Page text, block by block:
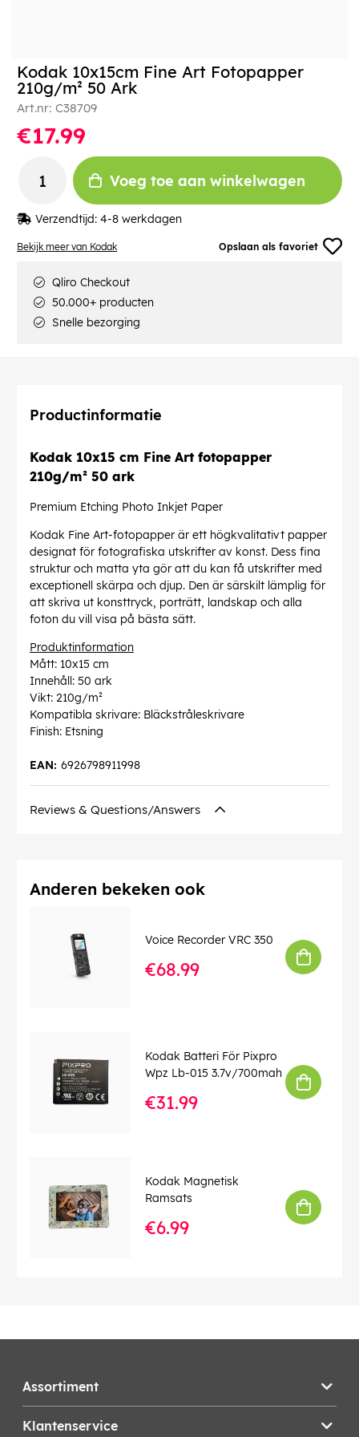
Bekijk meer van Kodak Opslaan als favoriet
Kodak 10x15cm Fine Art Fotopapper
210g/m² 50 Ark
Art.nr: C38709
€17.99
Voeg toe aan winkelwagen
Verzendtijd: 4-8 werkdagen
Qliro Checkout
50.000+ producten
Snelle bezorging
Productinformatie
Kodak 10x15 cm Fine Art fotopapper
210g/m² 50 ark
Premium Etching Photo Inkjet Paper
Kodak Fine Art-fotopapper är ett högkvalitativt papper
designat för fotografiska utskrifter av konst. Dess fina
struktur och matta yta gör att du kan få utskrifter med
exceptionell skärpa och djup. Den är särskilt lämplig för
att skriva ut konsttryck, porträtt, landskap och alla
foton du vill visa på bästa sätt.
Produktinformation
Mått: 10x15 cm
Innehåll: 50 ark
Vikt: 210g/m²
Kompatibla skrivare: Bläckstråleskrivare
Finish: Etsning
6926798911998
EAN:
Reviews & Questions/Answers
Anderen bekeken ook
Voice Recorder VRC 350
€68.99
Kodak Batteri För Pixpro
Wpz Lb-015 3.7v/700mah
€31.99
Kodak Magnetisk
Ramsats
€6.99
Assortiment
Klantenservice